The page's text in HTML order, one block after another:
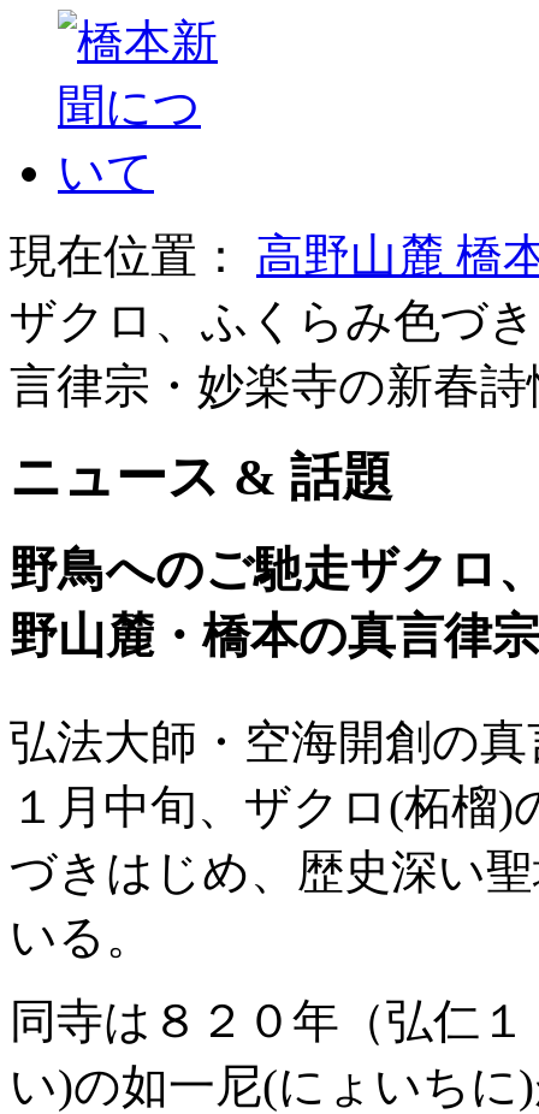
現在位置： 高野山麓 橋
ザクロ、ふくらみ色づ
言律宗・妙楽寺の新春詩
ニュース & 話題
野鳥へのご馳走ザクロ
野山麓・橋本の真言律
弘法大師・空海開創の
１月中旬、ザクロ(柘榴
づきはじめ、歴史深い
いる。
同寺は８２０年（弘仁
い)の如一尼(にょいち